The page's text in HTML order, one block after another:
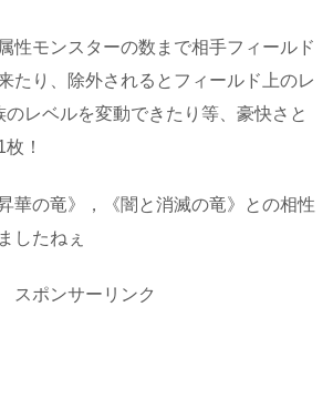
性モンスターの数まで相手フィールド
たり、除外されるとフィールド上のレ
レベルを変動できたり等、豪快さと
！
華の竜》，《闇と消滅の竜》との相性
したねぇ
スポンサーリンク